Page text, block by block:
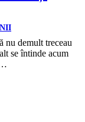
nu demult treceau
se întinde acum